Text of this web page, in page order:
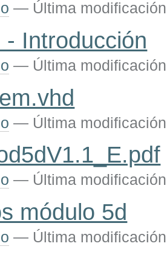
— Última modificación
- Introducción
— Última modificación
— Última modificación
— Última modificación
módulo 5d
— Última modificación